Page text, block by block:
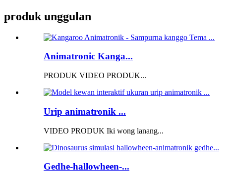
produk unggulan
Animatronic Kanga...
PRODUK VIDEO PRODUK...
Urip animatronik ...
VIDEO PRODUK Iki wong lanang...
Gedhe-hallowheen-...